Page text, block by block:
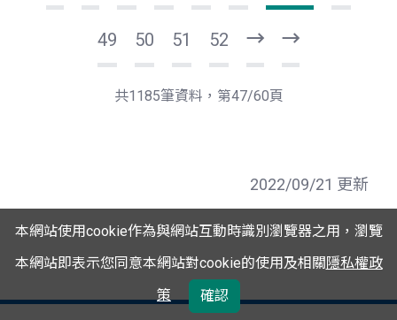
49 50 51 52
一
頁
後
一
共1185筆資料，第47/60頁
2022/09/21 更新
本網站使用cookie作為與網站互動時識別瀏覽器之用，瀏覽
本網站即表示您同意本網站對cookie的使用及相關隱私權政
策
確認